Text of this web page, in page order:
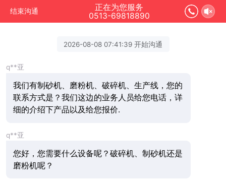
结束沟通
正在为您服务
0513-69818890
2026-08-08 07:41:39 开始沟通
q**亚
我们有制砂机、磨粉机、破碎机、生产线，您的
联系方式是？我们这边的业务人员给您电话，详
细的介绍下产品以及给您报价.
q**亚
您好，您需要什么设备呢？破碎机、制砂机还是
磨粉机呢？